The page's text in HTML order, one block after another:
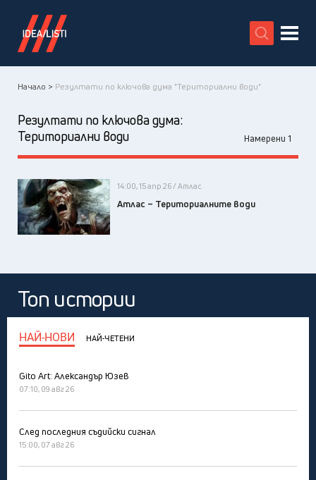
X
Начало > Резултати по ключова дума "Териториални води"
Резултати по ключова дума:
Териториални води
Намерени 1
14:00, 15 апр 26 / Атлас
Атлас – Териториалните води
Топ истории
НАЙ-НОВИ НАЙ-ЧЕТЕНИ
Gito Art: Александър Юзев
07:10, 09 авг 26
След последния съдийски сигнал
15:00, 07 авг 26